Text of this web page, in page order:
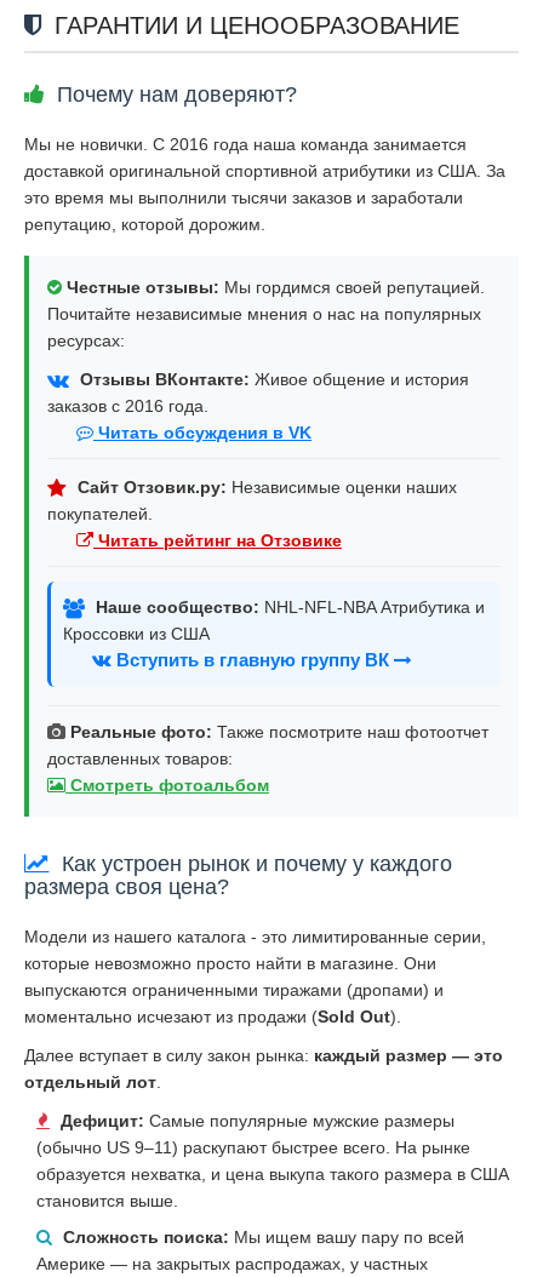
ГАРАНТИИ И ЦЕНООБРАЗОВАНИЕ
Почему нам доверяют?
Мы не новички. С 2016 года наша команда занимается
доставкой оригинальной спортивной атрибутики из США. За
это время мы выполнили тысячи заказов и заработали
репутацию, которой дорожим.
Честные отзывы: Мы гордимся своей репутацией.
Почитайте независимые мнения о нас на популярных
ресурсах:
Отзывы ВКонтакте: Живое общение и история
заказов с 2016 года.
Читать обсуждения в VK
Сайт Отзовик.ру: Независимые оценки наших
покупателей.
Читать рейтинг на Отзовике
Наше сообщество: NHL-NFL-NBA Атрибутика и
Кроссовки из США
Вступить в главную группу ВК
Реальные фото: Также посмотрите наш фотоотчет
доставленных товаров:
Смотреть фотоальбом
Как устроен рынок и почему у каждого
размера своя цена?
Модели из нашего каталога - это лимитированные серии,
которые невозможно просто найти в магазине. Они
выпускаются ограниченными тиражами (дропами) и
моментально исчезают из продажи (Sold Out).
Далее вступает в силу закон рынка: каждый размер — это
отдельный лот
Дефицит: Самые популярные мужские размеры
(обычно US 9–11) раскупают быстрее всего. На рынке
образуется нехватка, и цена выкупа такого размера в США
становится выше.
Сложность поиска: Мы ищем вашу пару по всей
Америке — на закрытых распродажах, у частных